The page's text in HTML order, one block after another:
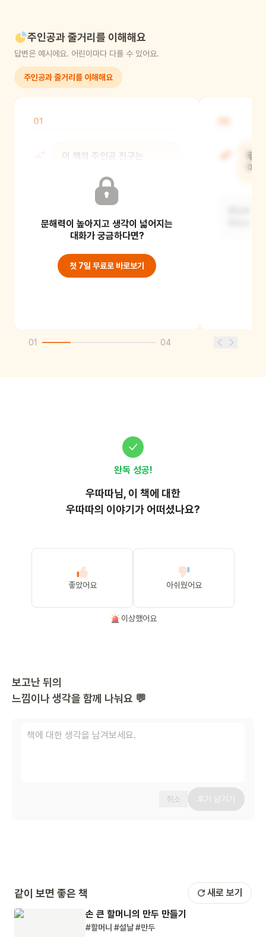
주인공과 줄거리를 이해해요
답변은 예시에요. 어린이마다 다를 수 있어요.
주인공과 줄거리를 이해해요
01
이 책의 주인공 친구는
무엇인가요?
이 책의 주인공은 루도라는 착한
소년이에요.
문해력이 높아지고 생각이 넓어지는
대화가 궁금하다면?
첫 7일 무료로 바로보기
루
이
01 04
완독 성공!
우따따님, 이 책에 대한
우따따의 이야기가 어떠셨나요?
좋았어요 아쉬웠어요
이상했어요
보고난 뒤의
느낌이나 생각을 함께 나눠요 💬
취소 후기 남기기
같이 보면 좋은 책 새로 보기
손 큰 할머니의 만두 만들기
#할머니 #설날#만두